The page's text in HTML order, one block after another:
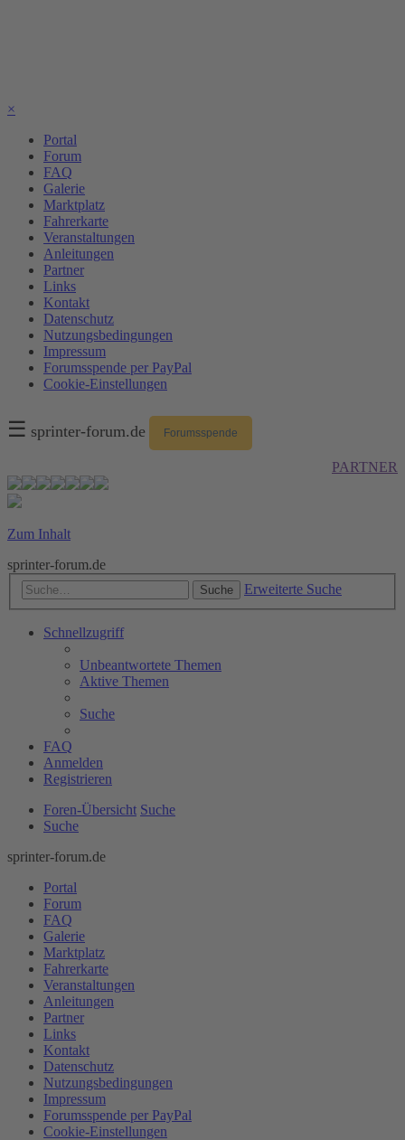
×
Portal
Forum
FAQ
Galerie
Marktplatz
Fahrerkarte
Veranstaltungen
Anleitungen
Partner
Links
Kontakt
Datenschutz
Nutzungsbedingungen
Impressum
Forumsspende per PayPal
Cookie-Einstellungen
☰ sprinter-forum.de Forumsspende
PARTNER
Zum Inhalt
sprinter-forum.de
Suche Erweiterte Suche
Schnellzugriff
Unbeantwortete Themen
Aktive Themen
Suche
FAQ
Anmelden
Registrieren
Foren-Übersicht Suche
Suche
sprinter-forum.de
Portal
Forum
FAQ
Galerie
Marktplatz
Fahrerkarte
Veranstaltungen
Anleitungen
Partner
Links
Kontakt
Datenschutz
Nutzungsbedingungen
Impressum
Forumsspende per PayPal
Cookie-Einstellungen